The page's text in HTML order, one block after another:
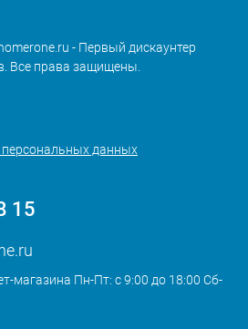
- Первый дискаунтер
Все права защищены.
данных
15
магазина Пн-Пт: с 9:00 до 18:00 Сб-